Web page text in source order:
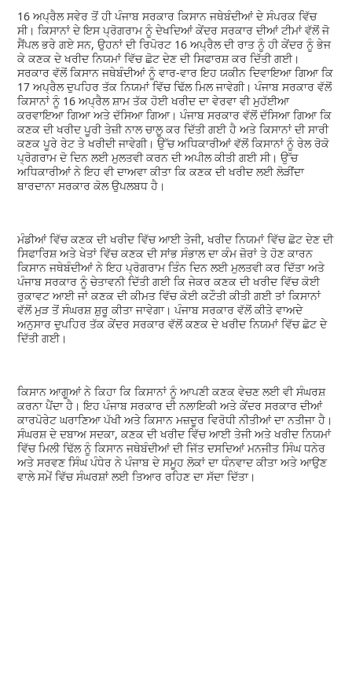
16 ਅਪ੍ਰੈਲ ਸਵੇਰ ਤੋਂ ਹੀ ਪੰਜਾਬ ਸਰਕਾਰ ਕਿਸਾਨ ਜਥੇਬੰਦੀਆਂ ਦੇ ਸੰਪਰਕ ਵਿੱਚ
ਸੀ। ਕਿਸਾਨਾਂ ਦੇ ਇਸ ਪ੍ਰੋਗਰਾਮ ਨੂੰ ਦੇਖਦਿਆਂ ਕੇਂਦਰ ਸਰਕਾਰ ਦੀਆਂ ਟੀਮਾਂ ਵੱਲੋਂ ਜੋ
ਸੈਂਪਲ ਭਰੇ ਗਏ ਸਨ, ਉਹਨਾਂ ਦੀ ਰਿਪੋਰਟ 16 ਅਪ੍ਰੈਲ ਦੀ ਰਾਤ ਨੂੰ ਹੀ ਕੇਂਦਰ ਨੂੰ ਭੇਜ
ਕੇ ਕਣਕ ਦੇ ਖਰੀਦ ਨਿਯਮਾਂ ਵਿੱਚ ਛੋਟ ਦੇਣ ਦੀ ਸਿਫਾਰਸ਼ ਕਰ ਦਿੱਤੀ ਗਈ।
ਸਰਕਾਰ ਵੱਲੋਂ ਕਿਸਾਨ ਜਥੇਬੰਦੀਆਂ ਨੂੰ ਵਾਰ-ਵਾਰ ਇਹ ਯਕੀਨ ਦਿਵਾਇਆ ਗਿਆ ਕਿ
17 ਅਪ੍ਰੈਲ ਦੁਪਹਿਰ ਤੱਕ ਨਿਯਮਾਂ ਵਿੱਚ ਢਿੱਲ ਮਿਲ ਜਾਵੇਗੀ। ਪੰਜਾਬ ਸਰਕਾਰ ਵੱਲੋਂ
ਕਿਸਾਨਾਂ ਨੂੰ 16 ਅਪ੍ਰੈਲ ਸ਼ਾਮ ਤੱਕ ਹੋਈ ਖਰੀਦ ਦਾ ਵੇਰਵਾ ਵੀ ਮੁਹੱਈਆ
ਕਰਵਾਇਆ ਗਿਆ ਅਤੇ ਦੱਸਿਆ ਗਿਆ। ਪੰਜਾਬ ਸਰਕਾਰ ਵੱਲੋਂ ਦੱਸਿਆ ਗਿਆ ਕਿ
ਕਣਕ ਦੀ ਖਰੀਦ ਪੂਰੀ ਤੇਜ਼ੀ ਨਾਲ ਚਾਲੂ ਕਰ ਦਿੱਤੀ ਗਈ ਹੈ ਅਤੇ ਕਿਸਾਨਾਂ ਦੀ ਸਾਰੀ
ਕਣਕ ਪੂਰੇ ਰੇਟ ਤੇ ਖਰੀਦੀ ਜਾਵੇਗੀ। ਉੱਚ ਅਧਿਕਾਰੀਆਂ ਵੱਲੋਂ ਕਿਸਾਨਾਂ ਨੂੰ ਰੇਲ ਰੋਕੋ
ਪ੍ਰੋਗਰਾਮ ਦੋ ਦਿਨ ਲਈ ਮੁਲਤਵੀ ਕਰਨ ਦੀ ਅਪੀਲ ਕੀਤੀ ਗਈ ਸੀ। ਉੱਚ
ਅਧਿਕਾਰੀਆਂ ਨੇ ਇਹ ਵੀ ਦਾਅਵਾ ਕੀਤਾ ਕਿ ਕਣਕ ਦੀ ਖਰੀਦ ਲਈ ਲੋੜੀਂਦਾ
ਬਾਰਦਾਨਾ ਸਰਕਾਰ ਕੋਲ ਉਪਲਬਧ ਹੈ।
ਮੰਡੀਆਂ ਵਿੱਚ ਕਣਕ ਦੀ ਖਰੀਦ ਵਿੱਚ ਆਈ ਤੇਜੀ, ਖਰੀਦ ਨਿਯਮਾਂ ਵਿੱਚ ਛੋਟ ਦੇਣ ਦੀ
ਸਿਫਾਰਿਸ਼ ਅਤੇ ਖੇਤਾਂ ਵਿੱਚ ਕਣਕ ਦੀ ਸਾਂਭ ਸੰਭਾਲ ਦਾ ਕੰਮ ਜ਼ੋਰਾਂ ਤੇ ਹੋਣ ਕਾਰਨ
ਕਿਸਾਨ ਜਥੇਬੰਦੀਆਂ ਨੇ ਇਹ ਪ੍ਰੋਗਰਾਮ ਤਿੰਨ ਦਿਨ ਲਈ ਮੁਲਤਵੀ ਕਰ ਦਿੱਤਾ ਅਤੇ
ਪੰਜਾਬ ਸਰਕਾਰ ਨੂੰ ਚੇਤਾਵਨੀ ਦਿੱਤੀ ਗਈ ਕਿ ਜੇਕਰ ਕਣਕ ਦੀ ਖਰੀਦ ਵਿੱਚ ਕੋਈ
ਰੁਕਾਵਟ ਆਈ ਜਾਂ ਕਣਕ ਦੀ ਕੀਮਤ ਵਿੱਚ ਕੋਈ ਕਟੌਤੀ ਕੀਤੀ ਗਈ ਤਾਂ ਕਿਸਾਨਾਂ
ਵੱਲੋਂ ਮੁੜ ਤੋਂ ਸੰਘਰਸ਼ ਸ਼ੁਰੂ ਕੀਤਾ ਜਾਵੇਗਾ। ਪੰਜਾਬ ਸਰਕਾਰ ਵੱਲੋਂ ਕੀਤੇ ਵਾਅਦੇ
ਅਨੁਸਾਰ ਦੁਪਹਿਰ ਤੱਕ ਕੇਂਦਰ ਸਰਕਾਰ ਵੱਲੋਂ ਕਣਕ ਦੇ ਖਰੀਦ ਨਿਯਮਾਂ ਵਿੱਚ ਛੋਟ ਦੇ
ਦਿੱਤੀ ਗਈ।
ਕਿਸਾਨ ਆਗੂਆਂ ਨੇ ਕਿਹਾ ਕਿ ਕਿਸਾਨਾਂ ਨੂੰ ਆਪਣੀ ਕਣਕ ਵੇਚਣ ਲਈ ਵੀ ਸੰਘਰਸ਼
ਕਰਨਾ ਪੈਂਦਾ ਹੈ। ਇਹ ਪੰਜਾਬ ਸਰਕਾਰ ਦੀ ਨਲਾਇਕੀ ਅਤੇ ਕੇਂਦਰ ਸਰਕਾਰ ਦੀਆਂ
ਕਾਰਪੋਰੇਟ ਘਰਾਣਿਆ ਪੱਖੀ ਅਤੇ ਕਿਸਾਨ ਮਜ਼ਦੂਰ ਵਿਰੋਧੀ ਨੀਤੀਆਂ ਦਾ ਨਤੀਜਾ ਹੈ।
ਸੰਘਰਸ਼ ਦੇ ਦਬਾਅ ਸਦਕਾ, ਕਣਕ ਦੀ ਖਰੀਦ ਵਿੱਚ ਆਈ ਤੇਜੀ ਅਤੇ ਖਰੀਦ ਨਿਯਮਾਂ
ਵਿੱਚ ਮਿਲੀ ਢਿੱਲ ਨੂੰ ਕਿਸਾਨ ਜਥੇਬੰਦੀਆਂ ਦੀ ਜਿੱਤ ਦਸਦਿਆਂ ਮਨਜੀਤ ਸਿੰਘ ਧਨੇਰ
ਅਤੇ ਸਰਵਣ ਸਿੰਘ ਪੰਧੇਰ ਨੇ ਪੰਜਾਬ ਦੇ ਸਮੂਹ ਲੋਕਾਂ ਦਾ ਧੰਨਵਾਦ ਕੀਤਾ ਅਤੇ ਆਉਣ
ਵਾਲੇ ਸਮੇਂ ਵਿੱਚ ਸੰਘਰਸ਼ਾਂ ਲਈ ਤਿਆਰ ਰਹਿਣ ਦਾ ਸੱਦਾ ਦਿੱਤਾ।